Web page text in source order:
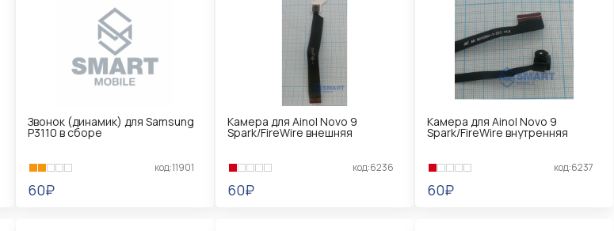
Звонок (динамик) для Samsung
P3110 в сборе
код:11901
60₽
Камера для Ainol Novo 9
Spark/FireWire внешняя
код:6236
60₽
Камера для Ainol Novo 9
Spark/FireWire внутренняя
код:6237
60₽